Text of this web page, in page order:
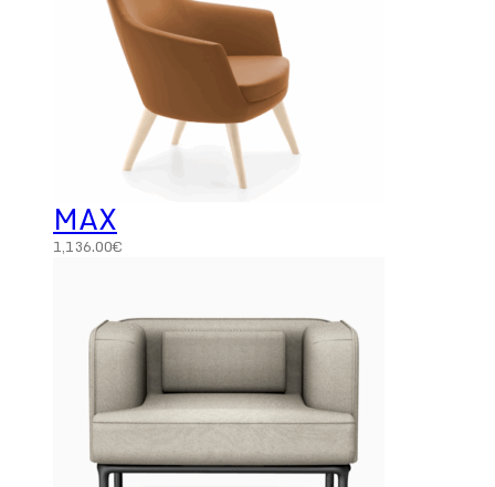
MAX
1,136.00€